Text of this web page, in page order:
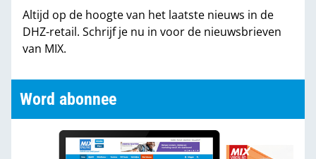
Altijd op de hoogte van het laatste nieuws in de
DHZ-retail. Schrijf je nu in voor de nieuwsbrieven
van MIX.
Word abonnee